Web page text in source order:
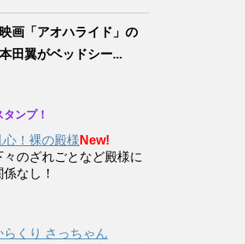
映画「アオハライド」の
本田翼がベッドシー...
ンプ！
心！裸の殿様 New!
々のざれごとなど殿様に
係なし！
らくり さっちゃん